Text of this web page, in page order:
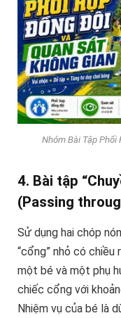
Nhóm Bài Tập Phối
4. Bài tập
(Passing
Sử dụng hai chóp
“cổng” nhỏ có chiều
một bé và một phụ
chiếc cổng với
Nhiệm vụ của bé là